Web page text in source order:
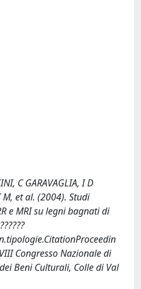
C GARAVAGLIA, I D
M, et al. (2004). Studi
e MRI su legni bagnati di
Congresso Nazionale di
Beni Culturali, Colle di Val